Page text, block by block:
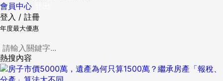
會員中心
登入 / 註冊
年度最大優惠
熱搜內容